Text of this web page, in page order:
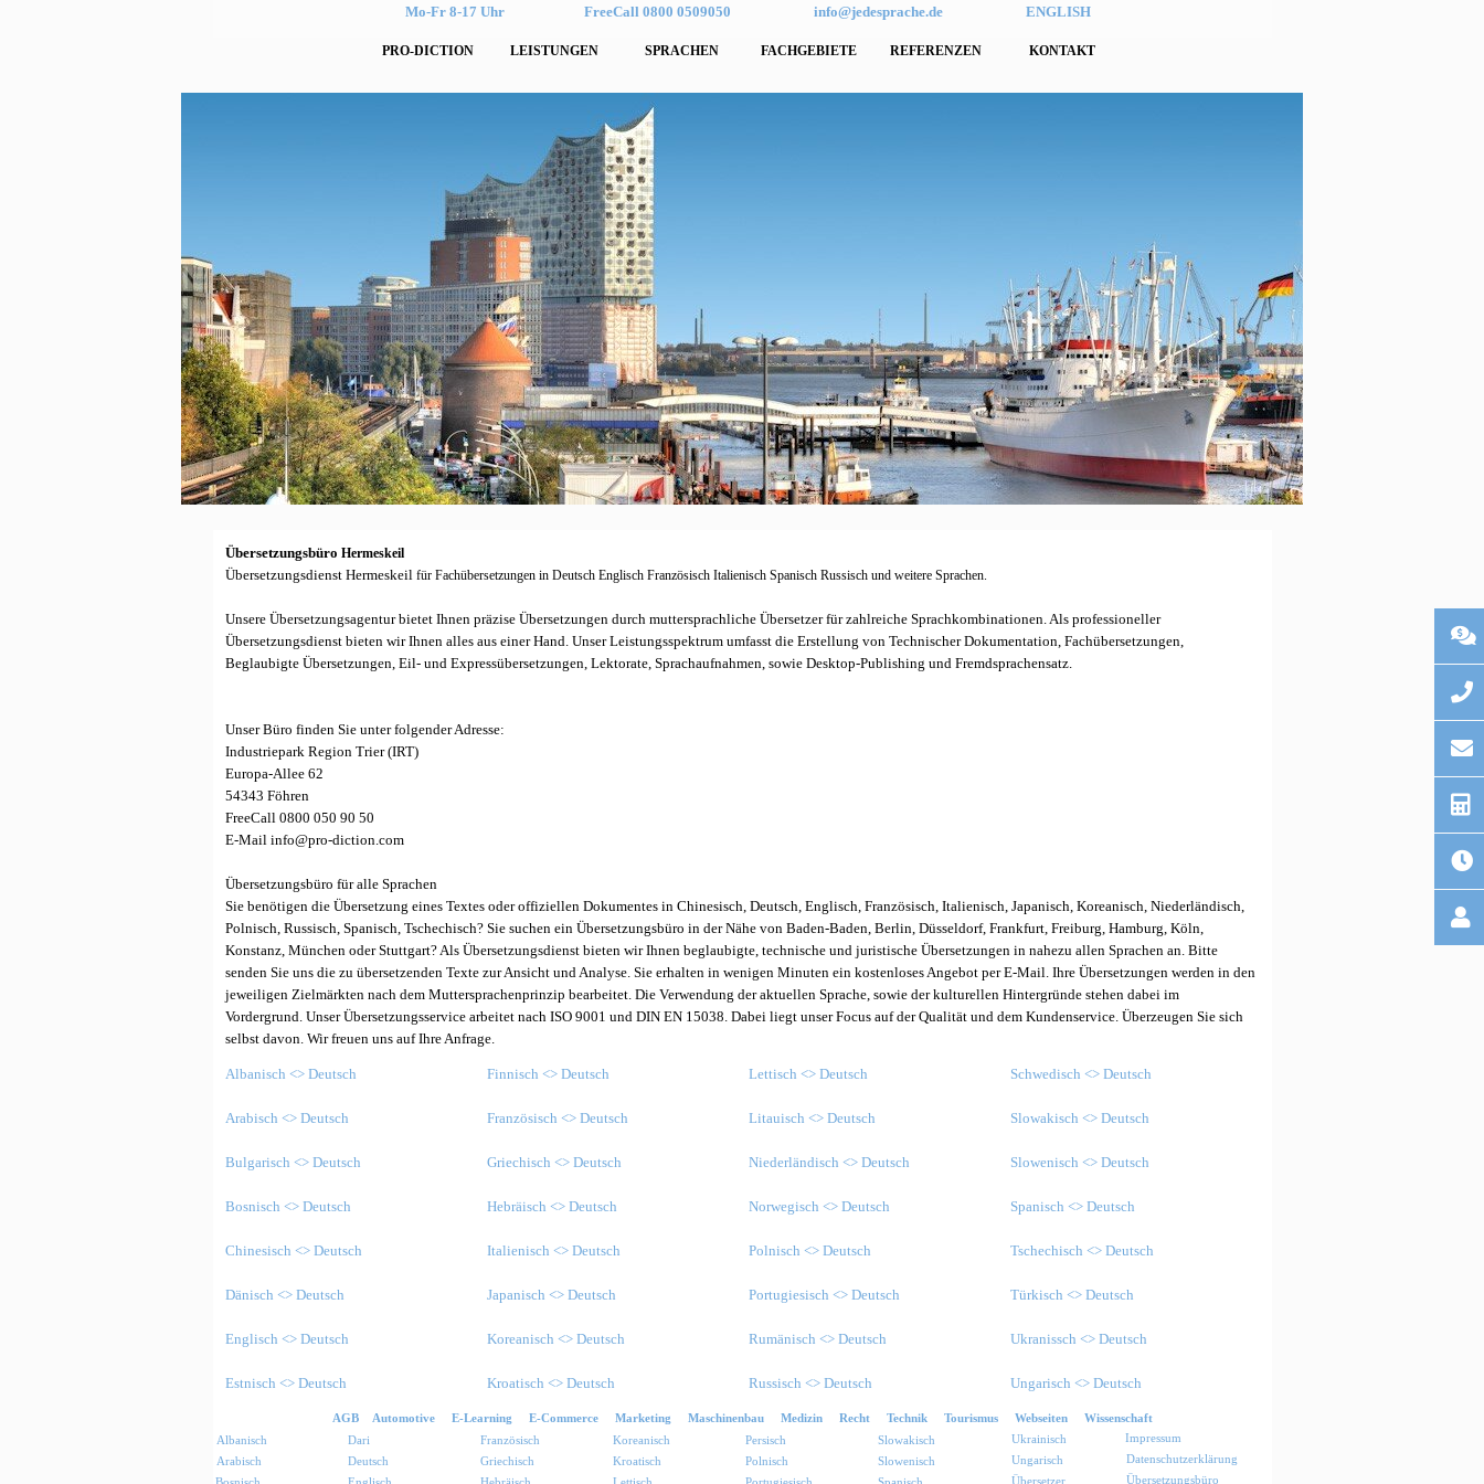
PRO-DICTION LEISTUNGEN SPRACHEN FACHGEBIETE REFERENZEN KONTAKT
Mo-Fr 8-17 Uhr FreeCall 0800 0509050 info@jedesprache.de ENGLISH
ÜbersetzungsbüroHermeskeil
Übersetzungsdienst Hermeskeilfür Fachübersetzungen in Deutsch Englisch Französisch Italienisch Spanisch Russisch und weitere Sprachen.
Unsere Übersetzungsagentur bietet Ihnen präzise Übersetzungen durch muttersprachliche Übersetzer für zahlreiche Sprachkombinationen. Als professioneller
Übersetzungsdienst bieten wir Ihnen alles aus einer Hand. Unser Leistungsspektrum umfasst die Erstellung von Technischer Dokumentation, Fachübersetzungen,
Beglaubigte Übersetzungen, Eil- und Expressübersetzungen, Lektorate, Sprachaufnahmen, sowie Desktop-Publishing und Fremdsprachensatz.
Unser Büro finden Sie unter folgender Adresse:
Industriepark Region Trier (IRT)
Europa-Allee 62
54343 Föhren
FreeCall 0800 050 90 50
E-Mail info@pro-diction.com
Übersetzungsbüro für alle Sprachen
Sie benötigen die Übersetzung eines Textes oder offiziellen Dokumentes in Chinesisch, Deutsch, Englisch, Französisch, Italienisch, Japanisch, Koreanisch, Niederländisch,
Polnisch, Russisch, Spanisch, Tschechisch? Sie suchen ein Übersetzungsbüro in der Nähe von Baden-Baden, Berlin, Düsseldorf, Frankfurt, Freiburg, Hamburg, Köln,
Konstanz, München oder Stuttgart? Als Übersetzungsdienst bieten wir Ihnen beglaubigte, technische und juristische Übersetzungen in nahezu allen Sprachen an. Bitte
senden Sie uns die zu übersetzenden Texte zur Ansicht und Analyse. Sie erhalten in wenigen Minuten ein kostenloses Angebot per E-Mail.Ihre Übersetzungen werden in den
jeweiligen Zielmärkten nach dem Muttersprachenprinzip bearbeitet. Die Verwendung der aktuellen Sprache, sowie der kulturellen Hintergründe stehen dabei im
Vordergrund. Unser Übersetzungsservice arbeitet nach ISO 9001 und DIN EN 15038. Dabei liegt unser Focus auf der Qualität und dem Kundenservice. Überzeugen Sie sich
selbst davon. Wir freuen uns auf Ihre Anfrage.
Albanisch <> Deutsch
Arabisch <> Deutsch
Bulgarisch <> Deutsch
Bosnisch <> Deutsch
Chinesisch <> Deutsch
Dänisch <> Deutsch
Englisch <> Deutsch
Estnisch <> Deutsch
Finnisch <> Deutsch
Französisch <> Deutsch
Griechisch <> Deutsch
Hebräisch <> Deutsch
Italienisch <> Deutsch
Japanisch <> Deutsch
Koreanisch <> Deutsch
Kroatisch <> Deutsch
Lettisch <> Deutsch
Litauisch <> Deutsch
Niederländisch <> Deutsch
Norwegisch <> Deutsch
Polnisch <> Deutsch
Portugiesisch <> Deutsch
Rumänisch <> Deutsch
Russisch <> Deutsch
Schwedisch <> Deutsch
Slowakisch <> Deutsch
Slowenisch <> Deutsch
Spanisch <> Deutsch
Tschechisch <> Deutsch
Türkisch <> Deutsch
Ukranissch <> Deutsch
Ungarisch <> Deutsch
Albanisch
Arabisch
Dari
Deutsch
Französisch
Griechisch
Koreanisch
Kroatisch
Persisch
Polnisch
Slowakisch
Slowenisch
Ukrainisch
Ungarisch
AGB Automotive E-Learning E-Commerce Marketing Maschinenbau Medizin Recht Technik Tourismus Webseiten Wissenschaft
Übersetzungsbüro
Impressum
Datenschutzerklärung
Übersetzer